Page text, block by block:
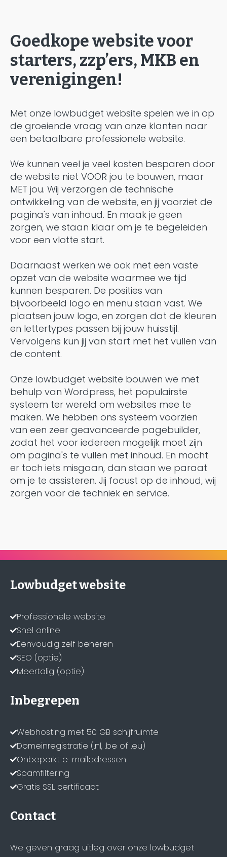
Goedkope website voor
starters, zzp’ers, MKB en
verenigingen!
Met onze lowbudget website spelen we in op
de groeiende vraag van onze klanten naar
een betaalbare professionele website.
We kunnen veel je veel kosten besparen door
de website niet VOOR jou te bouwen, maar
MET jou. Wij verzorgen de technische
ontwikkeling van de website, en jij voorziet de
pagina's van inhoud. En maak je geen
zorgen, we staan klaar om je te begeleiden
voor een vlotte start.
Daarnaast werken we ook met een vaste
opzet van de website waarmee we tijd
kunnen besparen. De posities van
bijvoorbeeld logo en menu staan vast. We
plaatsen jouw logo, en zorgen dat de kleuren
en lettertypes passen bij jouw huisstijl.
Vervolgens kun jij van start met het vullen van
de content.
Onze lowbudget website bouwen we met
behulp van Wordpress, het populairste
systeem ter wereld om websites mee te
maken. We hebben ons systeem voorzien
van een zeer geavanceerde pagebuilder,
zodat het voor iedereen mogelijk moet zijn
om pagina's te vullen met inhoud. En mocht
er toch iets misgaan, dan staan we paraat
om je te assisteren. Jij focust op de inhoud, wij
zorgen voor de techniek en service.
Lowbudget website
Professionele website
Snel online
Eenvoudig zelf beheren
SEO (optie)
Meertalig (optie)
Inbegrepen
Webhosting met 50 GB schijfruimte
Domeinregistratie (.nl, .be of .eu)
Onbeperkt e-mailadressen
Spamfiltering
Gratis SSL certificaat
Contact
We geven graag uitleg over onze lowbudget